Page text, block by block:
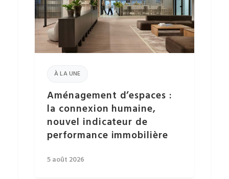
À LA UNE
Aménagement d’espaces :
la connexion humaine,
nouvel indicateur de
performance immobilière
5 août 2026